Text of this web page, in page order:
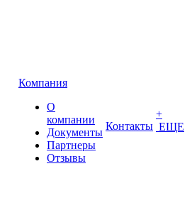
Компания
О
компании
Документы
Партнеры
Отзывы
Контакты
+
ЕЩЕ